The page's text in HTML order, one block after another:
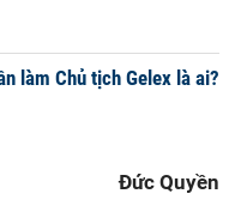
làm Chủ tịch Gelex là ai?
Đức Quyền